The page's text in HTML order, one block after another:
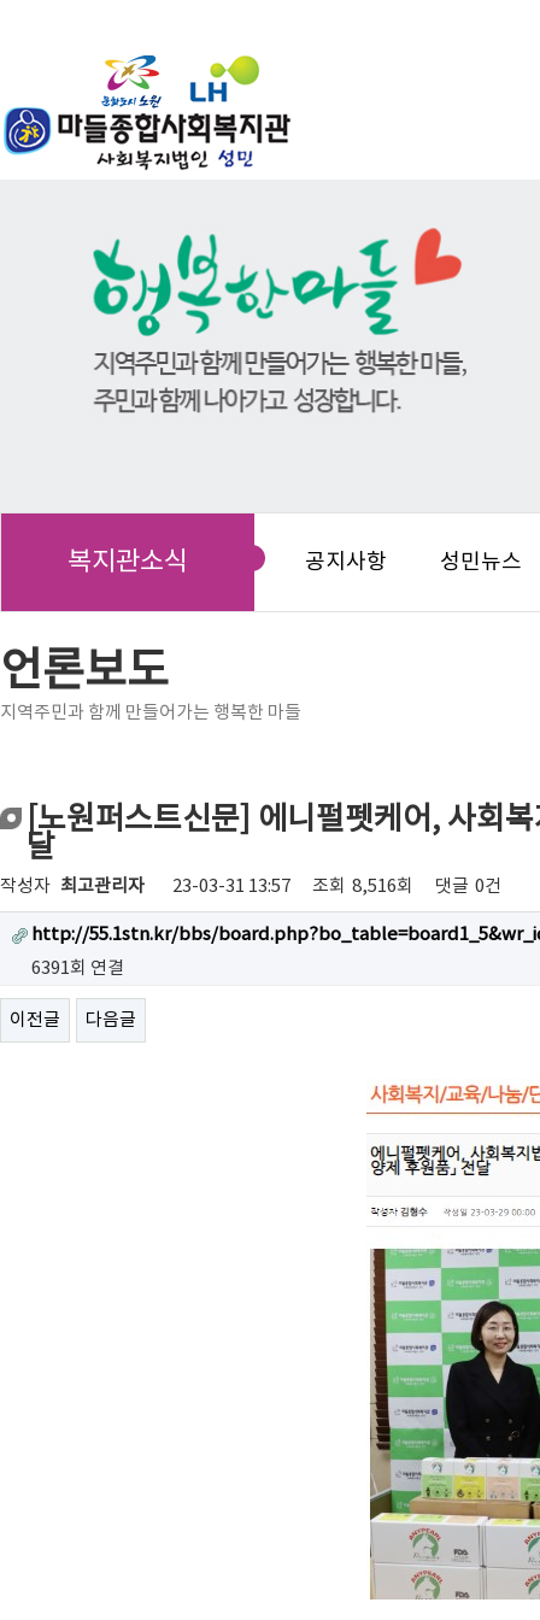
복지관소식 공지사항 성민뉴스
언론보도
지역주민과 함께 만들어가는 행복한 마들
[노원퍼스트신문] 에니펄펫케어, 사회
달
작성자 최고관리자 23-03-31 13:57 조회 8,516회 댓글 0건
http://55.1stn.kr/bbs/
6391회 연결
이전글 다음글